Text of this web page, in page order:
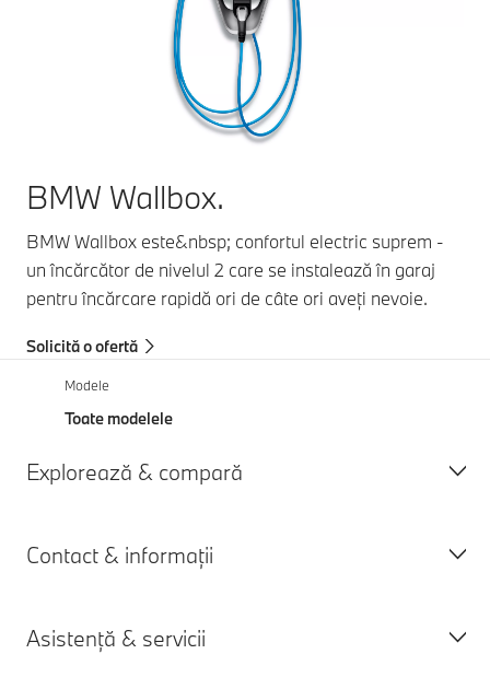
BMW Wallbox.
BMW Wallbox este&nbsp; confortul electric suprem -
un încărcător de nivelul 2 care se instalează în garaj
pentru încărcare rapidă ori de câte ori aveți nevoie.
Solicită o ofertă
Modele
Toate modelele
Explorează & compară
Toate modelele
Hibride plug-in
Contact & informații
Solicită o ofertă
Asistență & servicii